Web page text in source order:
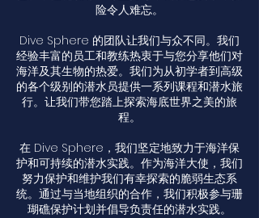
险令人难忘。
Dive Sphere 的团队让我们与众不同。我们
经验丰富的员工和教练热衷于与您分享他们对
海洋及其生物的热爱。我们为从初学者到高级
的各个级别的潜水员提供一系列课程和潜水旅
行。让我们带您踏上探索海底世界之美的旅
程。
在 Dive Sphere，我们坚定地致力于海洋保
护和可持续的潜水实践。作为海洋大使，我们
努力保护和维护我们有幸探索的脆弱生态系
统。通过与当地组织的合作，我们积极参与珊
瑚礁保护计划并倡导负责任的潜水实践。